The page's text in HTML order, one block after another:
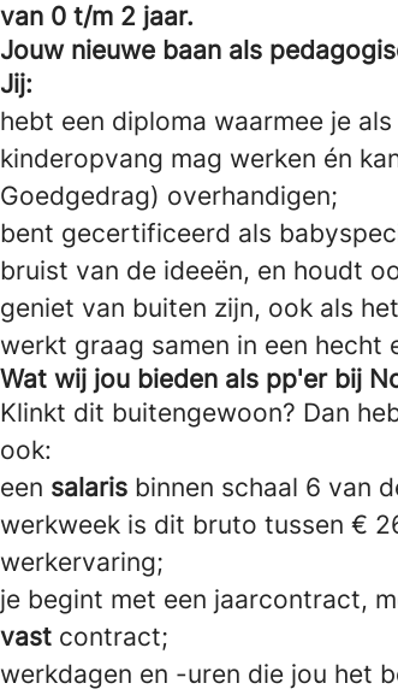
van 0 t/m 2 jaar.
Jouw nieuwe baan als
Jij:
hebt een diploma waarmee je
kinderopvang mag werken én
Goedgedrag) overhandigen;
bent gecertificeerd als
bruist van de ideeën, en houdt
geniet van buiten zijn, ook als
werkt graag samen in een hecht
Wat wij jou bieden als pp'er bij
Klinkt dit buitengewoon? Dan
ook:
een salaris binnen schaal 6 van
werkweek is dit bruto tussen €
werkervaring;
je begint met een jaarcontract,
vast contract;
werkdagen en -uren die jou het